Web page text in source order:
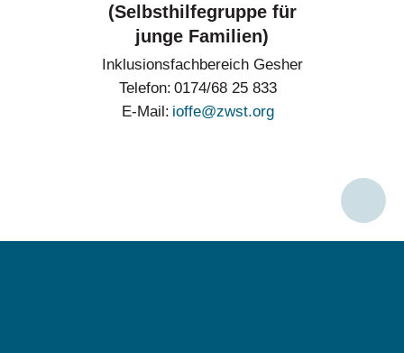
(Selbsthilfegruppe für
junge Familien)
Inklusionsfachbereich Gesher
Telefon 0174/68 25 833
E-Mail ioffe@zwst.org